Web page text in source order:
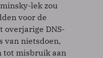
lek zou
voor de
overjarige DNS-
van nietsdoen,
tot misbruik aan